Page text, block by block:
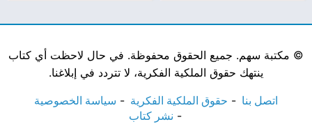
© مكتبة سهم. جميع الحقوق محفوظة. في حال لاحظت أي كتاب
ينتهك حقوق الملكية الفكرية، لا تتردد في إبلاغنا.
اتصل بنا حقوق الملكية الفكرية
سياسة الخصوصية
نشر كتاب